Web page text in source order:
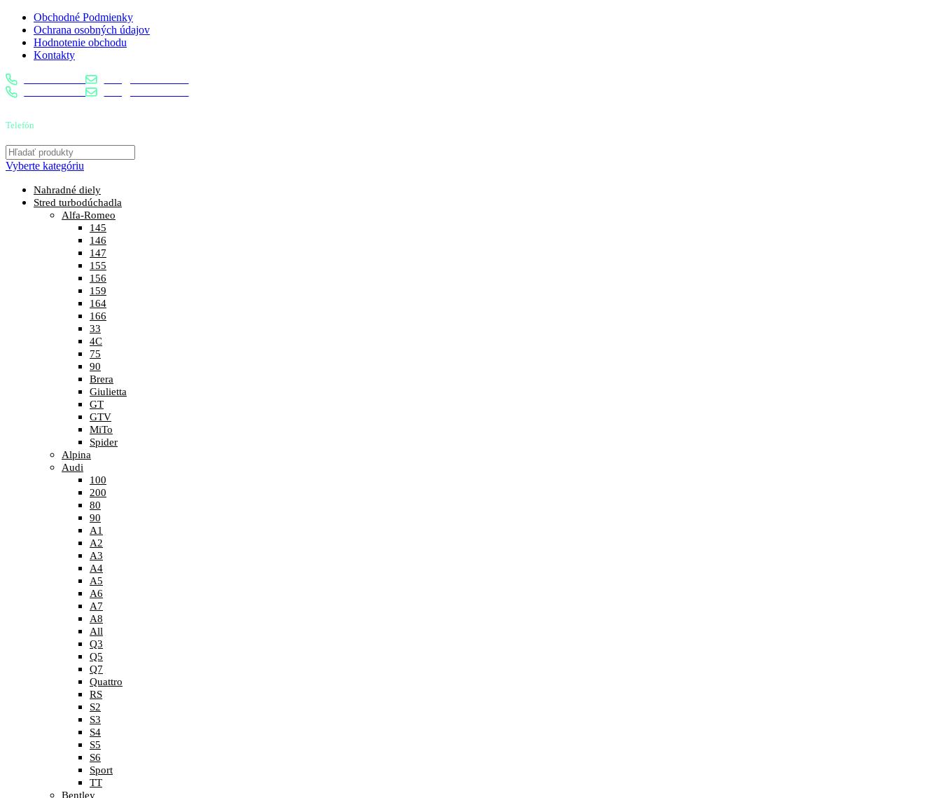
Obchodné Podmienky
Ochrana osobných údajov
Hodnotenie obchodu
Kontakty
0904 400 399
0904 400 399
Telefón
Vyberte kategóriu
Nahradné diely
Stred turbodúchadla
Alfa-Romeo
145
146
147
155
156
159
164
166
33
4C
75
90
Brera
Giulietta
GT
GTV
MiTo
Spider
Alpina
Audi
100
200
80
90
A1
A2
A3
A4
A5
A6
A7
A8
All
Q3
Q5
Q7
Quattro
RS
S2
S3
S4
S5
S6
Sport
TT
Bentley